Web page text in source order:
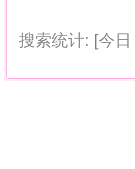
搜索统计: [今